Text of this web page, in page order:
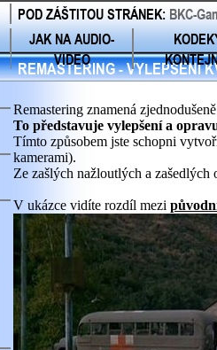
POD ZÁŠTITOU STRÁNEK:BKC-
JAK NA AUDIO-
VIDEO
REMASTERING - VYLEPŠENÍ
Remastering znamená
To představuje vylepšení a
Tímto způsobem jste schopni
kamerami).
Ze zašlých nažloutlých a
V ukázce vidíte rozdíl mezi